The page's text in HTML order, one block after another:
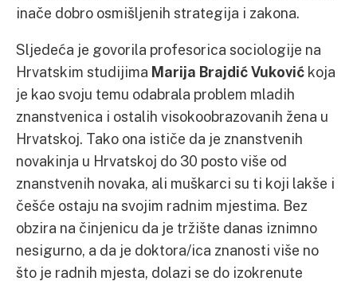
inače dobro osmišljenih strategija i zakona.
Sljedeća je govorila profesorica sociologije na
Hrvatskim studijima Marija Brajdić Vuković koja
je kao svoju temu odabrala problem mladih
znanstvenica i ostalih visokoobrazovanih žena u
Hrvatskoj. Tako ona ističe da je znanstvenih
novakinja u Hrvatskoj do 30 posto više od
znanstvenih novaka, ali muškarci su ti koji lakše i
češće ostaju na svojim radnim mjestima. Bez
obzira na činjenicu da je tržište danas iznimno
nesigurno, a da je doktora/ica znanosti više no
što je radnih mjesta, dolazi se do izokrenute